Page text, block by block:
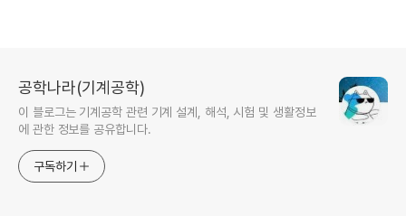
공학나라(기계공학)
이 블로그는 기계공학 관련 기계 설계, 해석, 시험 및 생활정보
에 관한 정보를 공유합니다.
구독하기